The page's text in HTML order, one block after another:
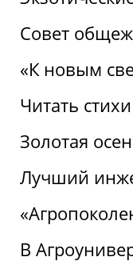
Совет
«К новым
Читать
Золотая
Лучший
В